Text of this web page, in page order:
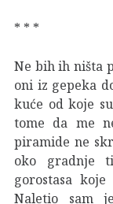
* * *
Ne bih ih ništa
oni iz gepeka
kuće od koje
tome da me
piramide ne
oko gradnje
gorostasa
Naletio sam